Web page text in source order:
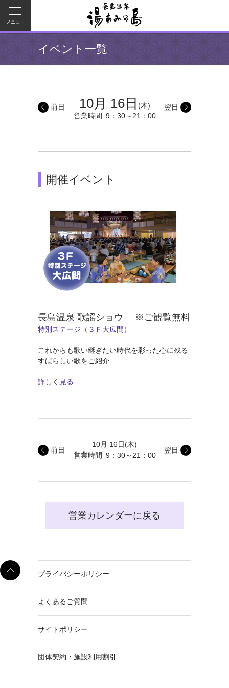
メニュー
イベント一覧
10月 16日 (木)
営業時間 9：30～21：00
前日 翌日
開催イベント
長島温泉 歌謡ショウ ※ご観覧無料
特別ステージ（３Ｆ大広間）
これからも歌い継ぎたい時代を彩った心に残る
すばらしい歌をご紹介
詳しく見る
10月 16日(木)
営業時間 9：30～21：00
前日 翌日
営業カレンダーに戻る
プライバシーポリシー
よくあるご質問
サイトポリシー
団体契約・施設利用割引